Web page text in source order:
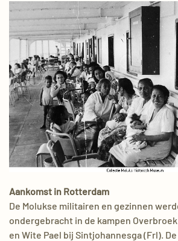
Aankomst in Rotterdam
De Molukse militairen en gezinnen
ondergebracht in de kampen
en Wite Pael bij Sintjohannesga (Frl).